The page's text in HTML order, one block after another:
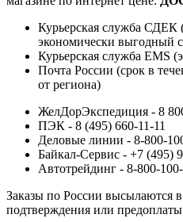
Курьерская служба
экономически выгодный
Курьерская служба EMS
Почта России (срок в
от региона)
ЖелДорЭкспедиция - 8
ПЭК - 8 (495) 660-11-11
Деловые линии - 8-800-
Байкал-Сервис - +7 (495)
Автотрейдинг - 8-800-
Заказы по России высылаются
подтверждения или